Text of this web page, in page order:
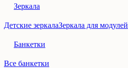
Зеркала
Детские зеркалаЗеркала для модулей
Банкетки
Все банкетки